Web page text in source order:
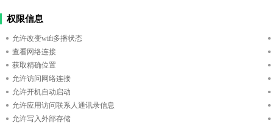
权限信息
允许改变wifi多播状态
查看网络连接
获取精确位置
允许访问网络连接
允许开机自动启动
允许应用访问联系人通讯录信息
允许写入外部存储